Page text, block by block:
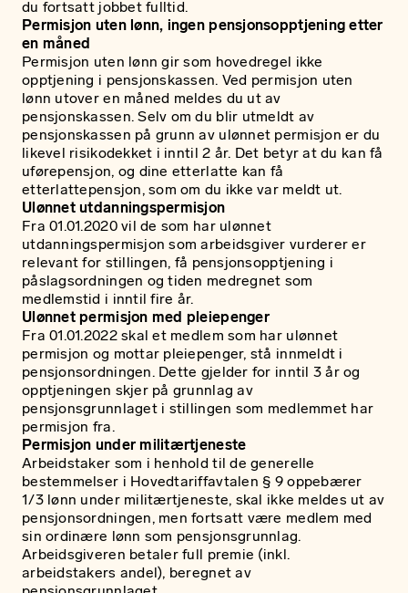
du fortsatt jobbet fulltid.
Permisjon uten lønn, ingen pensjonsopptjening etter
en måned
Permisjon uten lønn gir som hovedregel ikke
opptjening i pensjonskassen. Ved permisjon uten
lønn utover en måned meldes du ut av
pensjonskassen. Selv om du blir utmeldt av
pensjonskassen på grunn av ulønnet permisjon er du
likevel risikodekket i inntil 2 år. Det betyr at du kan få
uførepensjon, og dine etterlatte kan få
etterlattepensjon, som om du ikke var meldt ut.
Ulønnet utdanningspermisjon
Fra 01.01.2020 vil de som har ulønnet
utdanningspermisjon som arbeidsgiver vurderer er
relevant for stillingen, få pensjonsopptjening i
påslagsordningen og tiden medregnet som
medlemstid i inntil fire år.
Ulønnet permisjon med pleiepenger
Fra 01.01.2022 skal et medlem som har ulønnet
permisjon og mottar pleiepenger, stå innmeldt i
pensjonsordningen. Dette gjelder for inntil 3 år og
opptjeningen skjer på grunnlag av
pensjonsgrunnlaget i stillingen som medlemmet har
permisjon fra.
Permisjon under militærtjeneste
Arbeidstaker som i henhold til de generelle
bestemmelser i Hovedtariffavtalen § 9 oppebærer
1/3 lønn under militærtjeneste, skal ikke meldes ut av
pensjonsordningen, men fortsatt være medlem med
sin ordinære lønn som pensjonsgrunnlag.
Arbeidsgiveren betaler full premie (inkl.
arbeidstakers andel), beregnet av